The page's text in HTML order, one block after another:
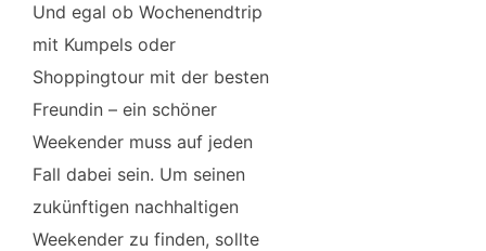
Und egal ob Wochenendtrip
mit Kumpels oder
Shoppingtour mit der besten
Freundin – ein schöner
Weekender muss auf jeden
Fall dabei sein. Um seinen
zukünftigen nachhaltigen
Weekender zu finden, sollte